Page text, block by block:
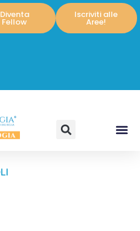
Diventa
Fellow
Iscriviti alle
Aree!